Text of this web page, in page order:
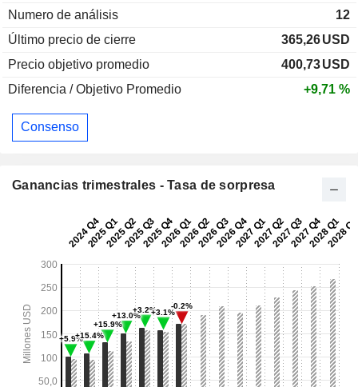
Numero de análisis
12
Último precio de cierre
365,26USD
Precio objetivo promedio
400,73USD
Diferencia / Objetivo Promedio
+9,71 %
Consenso
Ganancias trimestrales - Tasa de sorpresa